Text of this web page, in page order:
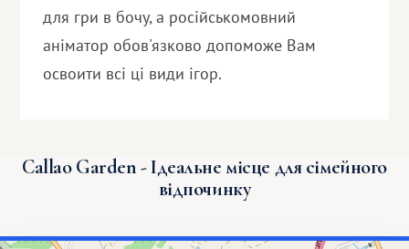
для гри в бочу, а російськомовний
аніматор обов'язково допоможе Вам
освоити всі ці види ігор.
Callao Garden - Ідеальне місце для сімейного
відпочинку